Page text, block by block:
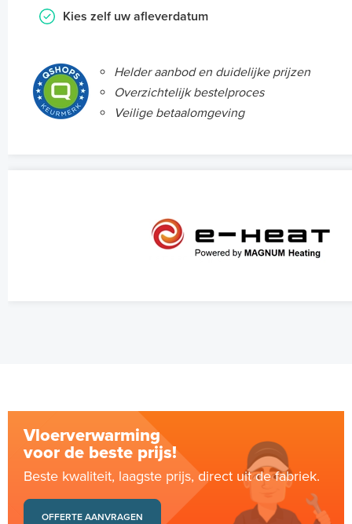
Kies zelf uw afleverdatum
Helder aanbod en duidelijke prijzen
Overzichtelijk bestelproces
Veilige betaalomgeving
Vloerverwarming
voor de beste prijs!
Beste kwaliteit, laagste prijs, direct uit de fabriek.
OFFERTE AANVRAGEN